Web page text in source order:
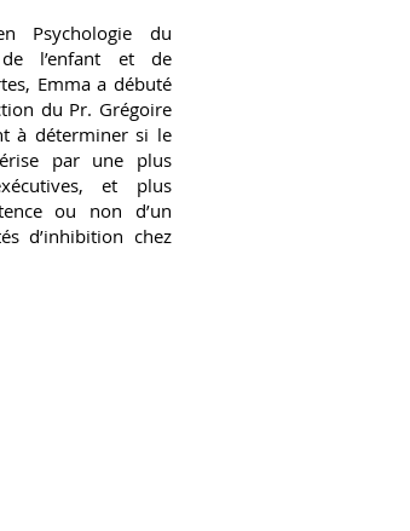
Psychologie du
l’enfant et de
Emma a débuté
du Pr. Grégoire
à déterminer si le
par une plus
et plus
ou non d’un
d’inhibition chez